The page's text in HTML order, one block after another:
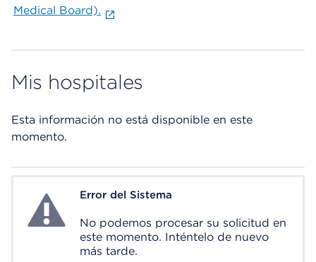
Medical Board).
Mis hospitales
Esta información no está disponible en este
momento.
System ErrorError del Sistema
No podemos procesar su solicitud en
este momento. Inténtelo de nuevo
más tarde.